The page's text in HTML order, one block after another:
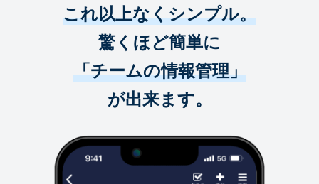
これ以上なくシンプル。
驚くほど簡単に
「チームの情報管理」
が出来ます。